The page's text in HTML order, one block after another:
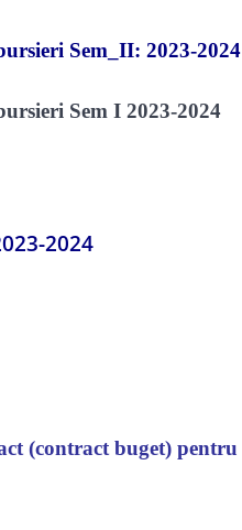
Sem_II: 2023-2024
Sem I 2023-2024
2024
(contract buget)